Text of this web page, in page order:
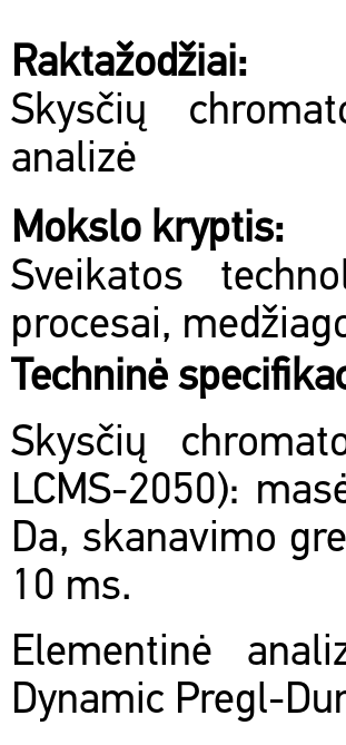
Raktažodžiai:
Skysčių
analizė
Mokslo kryptis:
Sveikatos
procesai,
Techninė
Skysčių
LCMS-2050):
Da, skanavimo
10 ms.
Elementinė
Dynamic Pregl-